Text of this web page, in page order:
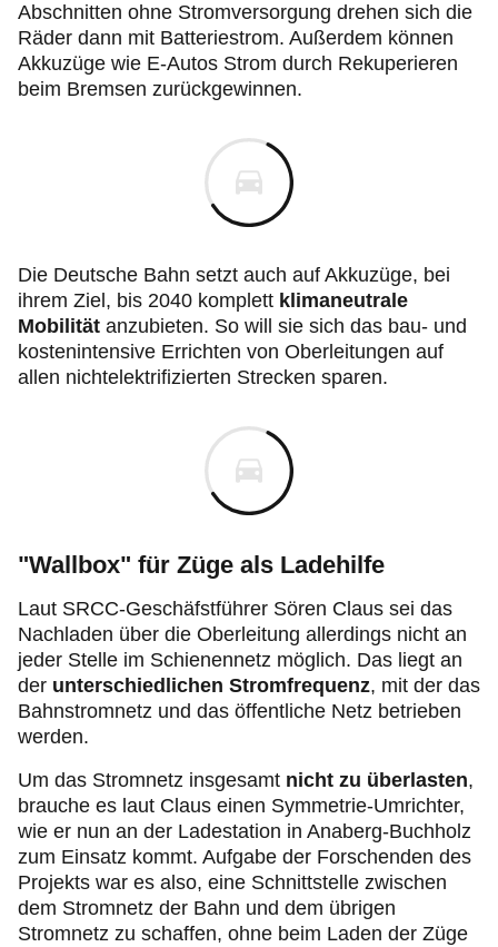
Abschnitten ohne Stromversorgung drehen sich die
Räder dann mit Batteriestrom. Außerdem können
Akkuzüge wie E-Autos Strom durch Rekuperieren
beim Bremsen zurückgewinnen.
Die Deutsche Bahn setzt auch auf Akkuzüge, bei
ihrem Ziel, bis 2040 komplett klimaneutrale
Mobilität anzubieten. So will sie sich das bau- und
kostenintensive Errichten von Oberleitungen auf
allen nichtelektrifizierten Strecken sparen.
"Wallbox" für Züge als Ladehilfe
Laut SRCC-Geschäfstführer Sören Claus sei das
Nachladen über die Oberleitung allerdings nicht an
jeder Stelle im Schienennetz möglich. Das liegt an
der unterschiedlichen Stromfrequenz, mit der das
Bahnstromnetz und das öffentliche Netz betrieben
werden.
Um das Stromnetz insgesamt nicht zu überlasten,
brauche es laut Claus einen Symmetrie-Umrichter,
wie er nun an der Ladestation in Anaberg-Buchholz
zum Einsatz kommt. Aufgabe der Forschenden des
Projekts war es also, eine Schnittstelle zwischen
dem Stromnetz der Bahn und dem übrigen
Stromnetz zu schaffen, ohne beim Laden der Züge